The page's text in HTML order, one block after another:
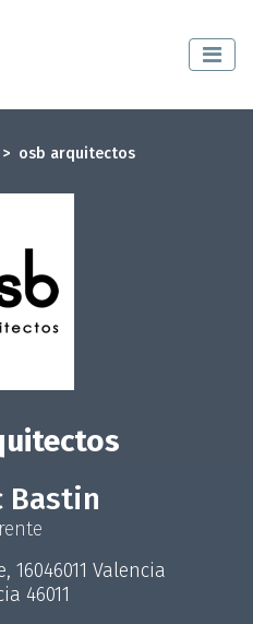
osb arquitectos
Bastin
16046011 Valencia
46011